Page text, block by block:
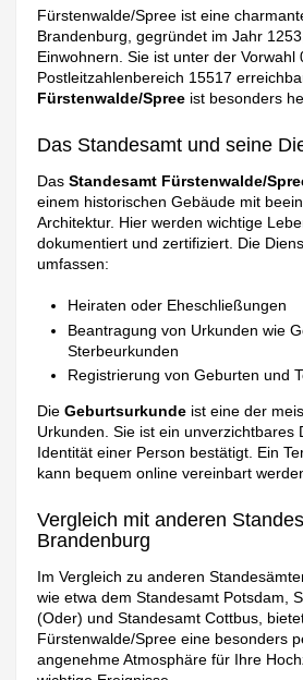
Fürstenwalde/Spree ist eine
Brandenburg, gegründet im Jahr
Einwohnern. Sie ist unter der Vorwahl
Postleitzahlenbereich 15517
Fürstenwalde/Spree ist besonders
Das Standesamt und seine
DasStandesamt Fürstenwalde/
einem historischen Gebäude mit
Architektur. Hier werden wichtige
dokumentiert und zertifiziert. Die
umfassen:
Heiraten oder Eheschließungen
Beantragung von Urkunden wie
Sterbeurkunden
Registrierung von Geburten und
DieGeburtsurkunde ist eine der
Urkunden. Sie ist ein unverzichtbares
Identität einer Person bestätigt. Ein
kann bequem online vereinbart
Vergleich mit anderen
Brandenburg
Im Vergleich zu anderen
wie etwa dem Standesamt Potsdam,
(Oder) und Standesamt Cottbus,
Fürstenwalde/Spree eine besonders
angenehme Atmosphäre für Ihre